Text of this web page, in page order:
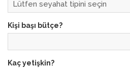
Kişi başı bütçe?
Kaç yetişkin?